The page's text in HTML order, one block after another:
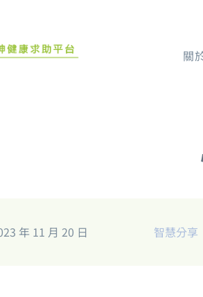
關
年 11 月 20 日 智慧分享